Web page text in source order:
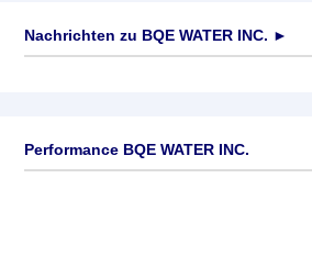
Nachrichten zu BQE WATER INC. ►
Performance BQE WATER INC.